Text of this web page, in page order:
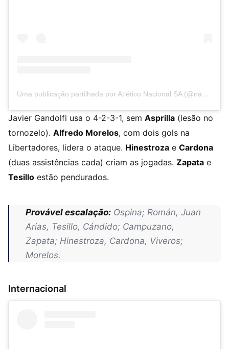
Uma publicação partilhada por Atlético Nacional SA (@nacionaloficial)
Javier Gandolfi usa o 4-2-3-1, sem Asprilla (lesão no
tornozelo). Alfredo Morelos, com dois gols na
Libertadores, lidera o ataque. Hinestroza e Cardona
(duas assistências cada) criam as jogadas. Zapata e
Tesillo estão pendurados.
Provável escalação: Ospina; Román, Juan
Arias, Tesillo, Cándido; Campuzano,
Zapata; Hinestroza, Cardona, Viveros;
Morelos.
Internacional